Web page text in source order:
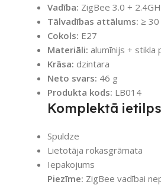
Vadība: ZigBee 3.0 +
Tālvadības attālums: ≥ 30
Cokols: E27
Materiāli: alumīnijs + stikla
Krāsa: dzintara
Neto svars: 46 g
Produkta kods: LB014
Komplektā
Spuldze
Lietotāja rokasgrāmata
Iepakojums
Piezīme: ZigBee vadībai